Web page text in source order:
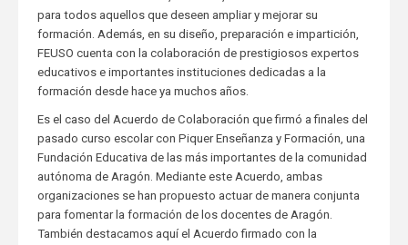
para todos aquellos que deseen ampliar y mejorar su
formación. Además, en su diseño, preparación e impartición,
FEUSO cuenta con la colaboración de prestigiosos expertos
educativos e importantes instituciones dedicadas a la
formación desde hace ya muchos años.
Es el caso del Acuerdo de Colaboración que firmó a finales del
pasado curso escolar con Piquer Enseñanza y Formación, una
Fundación Educativa de las más importantes de la comunidad
autónoma de Aragón. Mediante este Acuerdo, ambas
organizaciones se han propuesto actuar de manera conjunta
para fomentar la formación de los docentes de Aragón.
También destacamos aquí el Acuerdo firmado con la